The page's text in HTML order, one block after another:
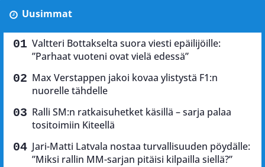
Uusimmat
Valtteri Bottakselta suora viesti epäilijöille:
”Parhaat vuoteni ovat vielä edessä”
Max Verstappen jakoi kovaa ylistystä F1:n
nuorelle tähdelle
Ralli SM:n ratkaisuhetket käsillä – sarja palaa
tositoimiin Kiteellä
Jari-Matti Latvala nostaa turvallisuuden pöydälle:
”Miksi rallin MM-sarjan pitäisi kilpailla siellä?”